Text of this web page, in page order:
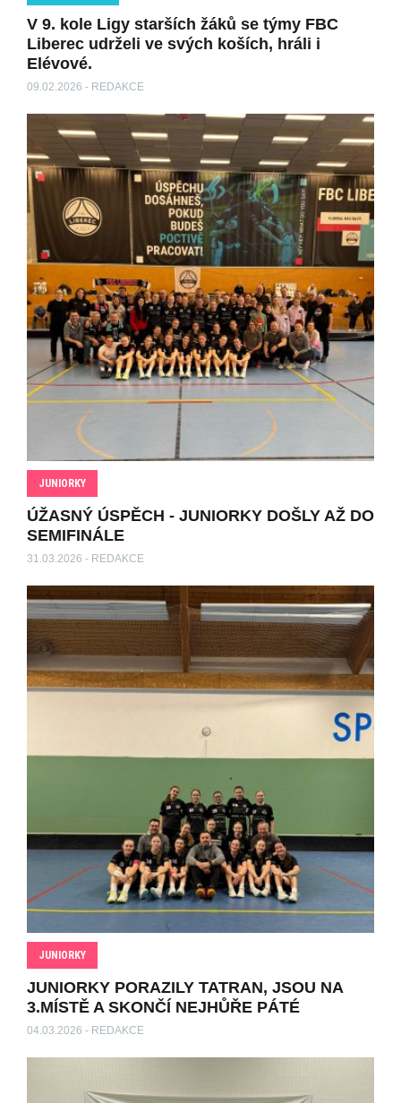
V 9. kole Ligy starších žáků se týmy FBC
Liberec udrželi ve svých koších, hráli i
Elévové.
09.02.2026 - REDAKCE
JUNIORKY
ÚŽASNÝ ÚSPĚCH - JUNIORKY DOŠLY AŽ DO
SEMIFINÁLE
31.03.2026 - REDAKCE
JUNIORKY
JUNIORKY PORAZILY TATRAN, JSOU NA
3.MÍSTĚ A SKONČÍ NEJHŮŘE PÁTÉ
04.03.2026 - REDAKCE